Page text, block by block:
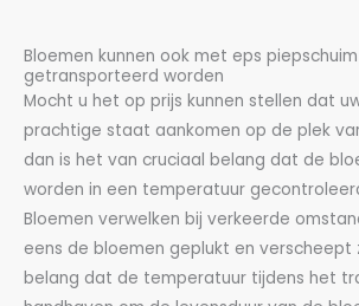
Bloemen kunnen ook met eps
getransporteerd worden
Mocht u het op prijs kunnen stellen dat
prachtige staat aankomen op de plek
dan is het van cruciaal belang dat de
worden in een temperatuur
Bloemen verwelken bij verkeerde
eens de bloemen geplukt en verscheept
belang dat de temperatuur tijdens het